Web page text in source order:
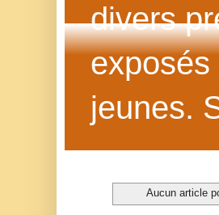
divers
jeunes.
Aucun article